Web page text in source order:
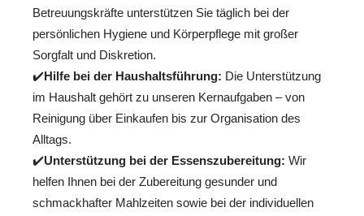
Betreuungskräfte unterstützen Sie täglich bei der
persönlichen Hygiene und Körperpflege mit großer
Sorgfalt und Diskretion.
✔️Hilfe bei der Haushaltsführung: Die Unterstützung
im Haushalt gehört zu unseren Kernaufgaben – von
Reinigung über Einkaufen bis zur Organisation des
Alltags.
✔️Unterstützung bei der Essenszubereitung: Wir
helfen Ihnen bei der Zubereitung gesunder und
schmackhafter Mahlzeiten sowie bei der individuellen